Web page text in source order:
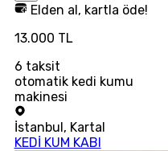
Elden al, kartla öde!
13.000 TL
6 taksit
otomatik kedi kumu
makinesi
İstanbul, Kartal
KEDİ KUM KABI